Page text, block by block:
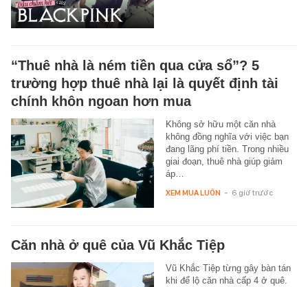
“Thuê nhà là ném tiền qua cửa sổ”? 5
trường hợp thuê nhà lại là quyết định tài
chính khôn ngoan hơn mua
Không sở hữu một căn nhà
không đồng nghĩa với việc bạn
đang lãng phí tiền. Trong nhiều
giai đoạn, thuê nhà giúp giảm
áp…
XEM MUA LUÔN - 6 giờ trước
Căn nhà ở quê của Vũ Khắc Tiệp
Vũ Khắc Tiệp từng gây bàn tán
khi để lộ căn nhà cấp 4 ở quê.